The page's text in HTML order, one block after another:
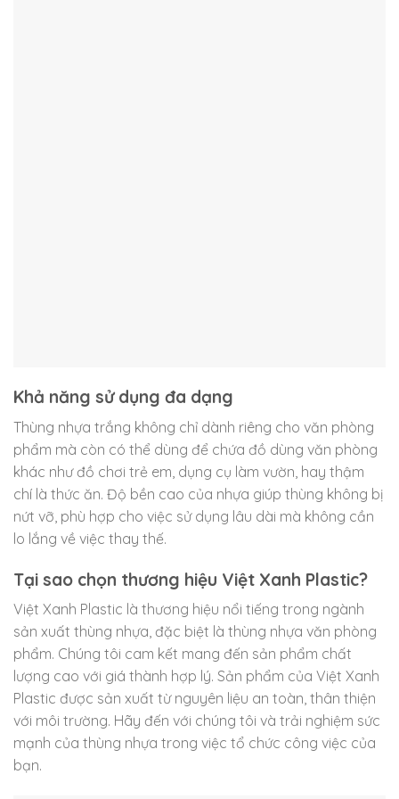
Khả năng sử dụng đa dạng
Thùng nhựa trắng không chỉ dành riêng cho văn phòng
phẩm mà còn có thể dùng để chứa đồ dùng văn phòng
khác như đồ chơi trẻ em, dụng cụ làm vườn, hay thậm
chí là thức ăn. Độ bền cao của nhựa giúp thùng không bị
nứt vỡ, phù hợp cho việc sử dụng lâu dài mà không cần
lo lắng về việc thay thế.
Tại sao chọn thương hiệu Việt Xanh Plastic?
Việt Xanh Plastic là thương hiệu nổi tiếng trong ngành
sản xuất thùng nhựa, đặc biệt là thùng nhựa văn phòng
phẩm. Chúng tôi cam kết mang đến sản phẩm chất
lượng cao với giá thành hợp lý. Sản phẩm của Việt Xanh
Plastic được sản xuất từ nguyên liệu an toàn, thân thiện
với môi trường. Hãy đến với chúng tôi và trải nghiệm sức
mạnh của thùng nhựa trong việc tổ chức công việc của
bạn.